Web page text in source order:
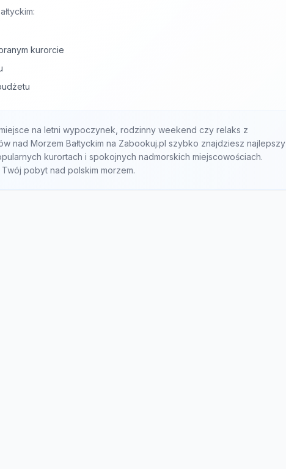
kurorcie
na letni wypoczynek, rodzinny weekend czy relaks z
nad Morzem Bałtyckim na Zabookuj.pl szybko znajdziesz najlepszy
kurortach i spokojnych nadmorskich miejscowościach.
pobyt nad polskim morzem.